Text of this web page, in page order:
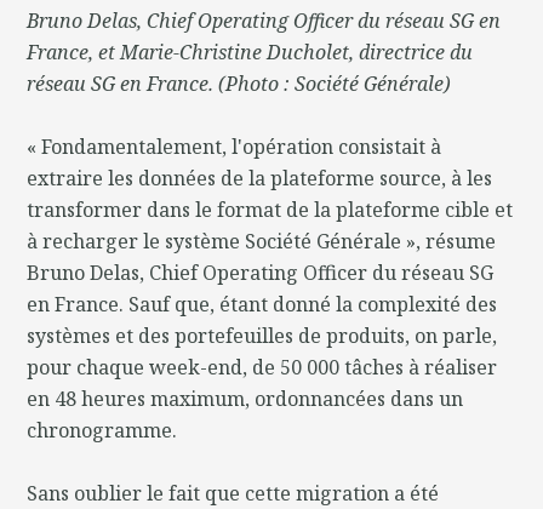
Bruno Delas, Chief Operating Officer du réseau SG en
France, et Marie-Christine Ducholet, directrice du
réseau SG en France. (Photo : Société Générale)
« Fondamentalement, l'opération consistait à
extraire les données de la plateforme source, à les
transformer dans le format de la plateforme cible et
à recharger le système Société Générale », résume
Bruno Delas, Chief Operating Officer du réseau SG
en France. Sauf que, étant donné la complexité des
systèmes et des portefeuilles de produits, on parle,
pour chaque week-end, de 50 000 tâches à réaliser
en 48 heures maximum, ordonnancées dans un
chronogramme.
Sans oublier le fait que cette migration a été